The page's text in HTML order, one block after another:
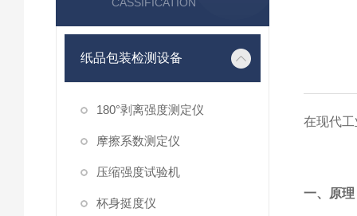
纸品包装检测设备
180°剥离强度测定仪
摩擦系数测定仪
压缩强度试验机
杯身挺度仪
在现代
一、原理